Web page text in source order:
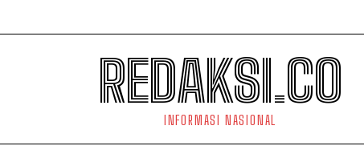
REDAKSI.CO
INFORMASI NASIONAL